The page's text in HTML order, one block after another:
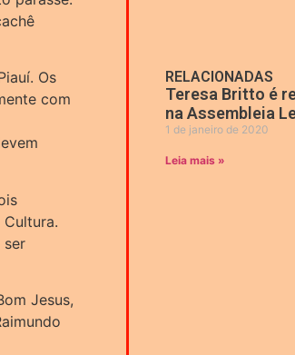
Os
com
ser
Jesus,
RELACIONADAS
Teresa Britto é
na Assembleia
1 de janeiro de 2020
Leia mais »